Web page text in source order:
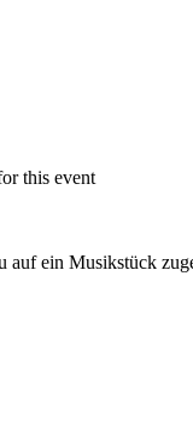
this event
auf ein Musikstück